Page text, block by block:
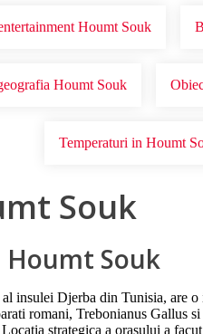
Houmt Souk
Houmt Souk
Temperaturi in Houmt
Souk
Houmt Souk
insulei Djerba din Tunisia, are
romani, Trebonianus Gallus
strategica a orasului a